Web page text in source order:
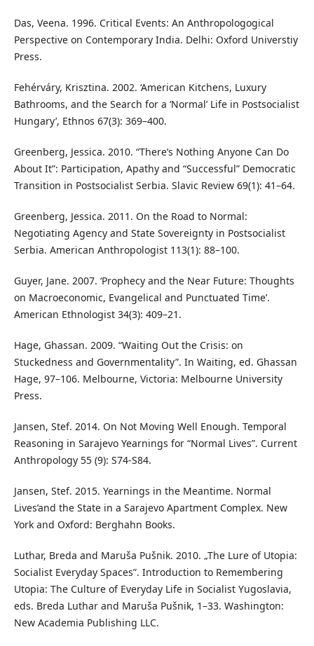
Das, Veena. 1996. Critical Events: An Anthropologogical
Perspective on Contemporary India. Delhi: Oxford Universtiy
Press.
Fehérváry, Krisztina. 2002. ‘American Kitchens, Luxury
Bathrooms, and the Search for a ‘Normal’ Life in Postsocialist
Hungary’, Ethnos 67(3): 369–400.
Greenberg, Jessica. 2010. “There’s Nothing Anyone Can Do
About It”: Participation, Apathy and “Successful” Democratic
Transition in Postsocialist Serbia. Slavic Review 69(1): 41–64.
Greenberg, Jessica. 2011. On the Road to Normal:
Negotiating Agency and State Sovereignty in Postsocialist
Serbia. American Anthropologist 113(1): 88–100.
Guyer, Jаne. 2007. ‘Prophecy and the Near Future: Thoughts
on Macroeconomic, Evangelical and Punctuated Time’.
American Ethnologist 34(3): 409–21.
Hage, Ghassan. 2009. “Waiting Out the Crisis: on
Stuckedness and Governmentality”. In Waiting, ed. Ghassan
Hage, 97–106. Melbourne, Victoria: Melbourne University
Press.
Jansen, Stef. 2014. On Not Moving Well Enough. Temporal
Reasoning in Sarajevo Yearnings for “Normal Lives”. Current
Anthropology 55 (9): S74-S84.
Jansen, Stef. 2015. Yearnings in the Meantime. Normal
Lives’and the State in a Sarajevo Apartment Complex. New
York and Oxford: Berghahn Books.
Luthar, Breda and Maruša Pušnik. 2010. „The Lure of Utopia:
Socialist Everyday Spaces”. Introduction to Remembering
Utopia: The Culture of Everyday Life in Socialist Yugoslavia,
eds. Breda Luthar and Maruša Pušnik, 1–33. Washington:
New Academia Publishing LLC.